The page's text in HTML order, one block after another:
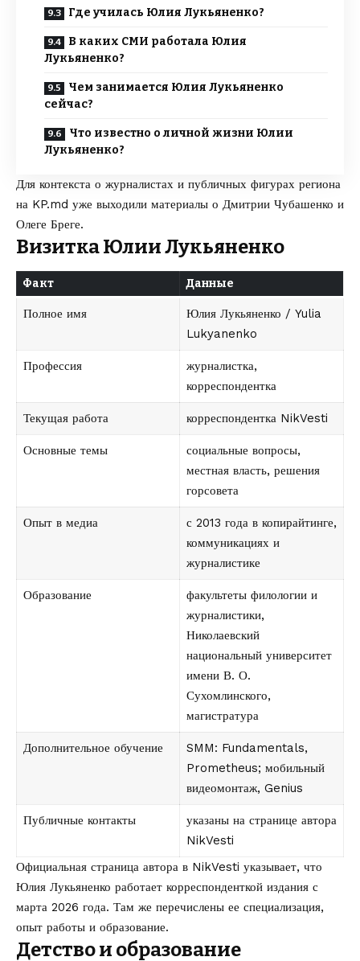
Где училась Юлия Лукьяненко?
В каких СМИ работала Юлия
Лукьяненко?
Чем занимается Юлия Лукьяненко
сейчас?
Что известно о личной жизни Юлии
Лукьяненко?
Для контекста о журналистах и публичных фигурах региона
на KP.md уже выходили материалы о Дмитрии Чубашенко и
Олеге Бреге.
Визитка Юлии Лукьяненко
Факт Данные
Полное имя
Юлия Лукьяненко / Yulia
Lukyanenko
Профессия
журналистка,
корреспондентка
Текущая работа корреспондентка NikVesti
Основные темы
социальные вопросы,
местная власть, решения
горсовета
Опыт в медиа
с 2013 года в копирайтинге,
коммуникациях и
журналистике
Образование
факультеты филологии и
журналистики,
Николаевский
национальный университет
имени В. О.
Сухомлинского,
магистратура
Дополнительное обучение
SMM: Fundamentals,
Prometheus; мобильный
видеомонтаж, Genius
Публичные контакты
указаны на странице автора
NikVesti
Официальная страница автора в NikVesti указывает, что
Юлия Лукьяненко работает корреспонденткой издания с
марта 2026 года. Там же перечислены ее специализация,
опыт работы и образование.
Детство и образование